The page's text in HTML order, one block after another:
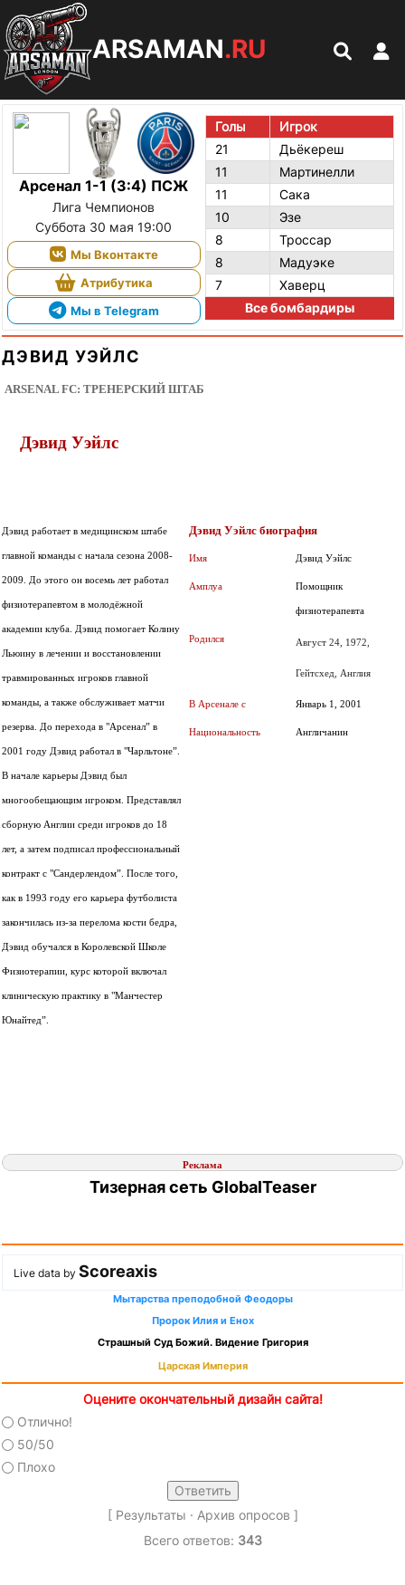
ARSAMAN.RU
Арсенал 1-1 (3:4) ПСЖ
Лига Чемпионов
Суббота 30 мая 19:00
Мы Вконтакте
Атрибутика
Мы в Telegram
Голы
Игрок
21
Дьёкереш
11
Мартинелли
11
Сака
10
Эзе
8
Троссар
8
Мадуэке
7
Хаверц
Все бомбардиры
ДЭВИД УЭЙЛС
ARSENAL FC: ТРЕНЕРСКИЙ ШТАБ
Дэвид Уэйлс
Дэвид работает в медицинском штабе
главной команды с начала сезона 2008-
2009. До этого он восемь лет работал
физиотерапевтом в молодёжной
академии клуба. Дэвид помогает Колину
Льюину в лечении и восстановлении
травмированных игроков главной
команды, а также обслуживает матчи
резерва. До перехода в "Арсенал” в
2001 году Дэвид работал в "Чарльтоне”.
Дэвид Уэйлс биография
Имя Дэвид Уэйлс
Амплуа Помощник
физиотерапевта
Родился Август 24, 1972,
Гейтсхед, Англия
В Арсенале с Январь 1, 2001
Национальность Англичанин
В начале карьеры Дэвид был
многообещающим игроком. Представлял
сборную Англии среди игроков до 18
лет, а затем подписал профессиональный
контракт с "Сандерлендом”. После того,
как в 1993 году его карьера футболиста
закончилась из-за перелома кости бедра,
Дэвид обучался в Королевской Школе
Физиотерапии, курс которой включал
клиническую практику в "Манчестер
Юнайтед”.
Реклама
Тизерная сеть GlobalTeaser
Live data by Scoreaxis
Мытарства преподобной Феодоры
Пророк Илия и Енох
Страшный Суд Божий. Видение Григория
Царская Империя
Оцените окончательный дизайн сайта!
Отлично!
50/50
Плохо
[ Результаты · Архив опросов ]
Всего ответов: 343